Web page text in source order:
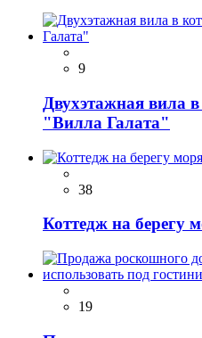
9
Двухэтажная вила
"Вилла Галата"
38
Коттедж на берегу
19